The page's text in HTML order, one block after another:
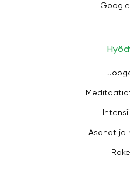
Asanat ja